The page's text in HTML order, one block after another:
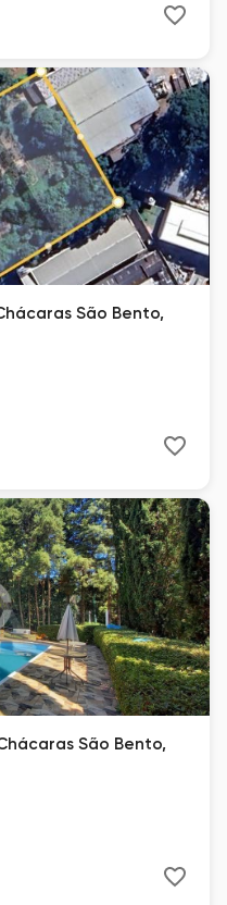
São Bento,
São Bento,